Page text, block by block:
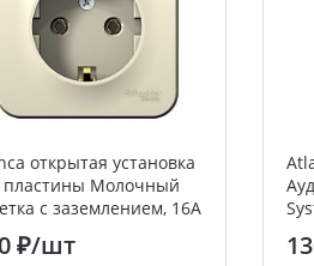
открытая установка
пластины Молочный
с заземлением, 16А
Electric (Schneider
₽/шт